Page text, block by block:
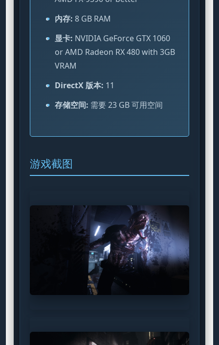
内存: 8 GB RAM
显卡: NVIDIA GeForce GTX 1060
or AMD Radeon RX 480 with 3GB
VRAM
DirectX 版本: 11
存储空间: 需要 23 GB 可用空间
游戏截图